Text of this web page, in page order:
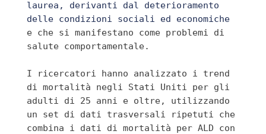
laurea, derivanti dal deterioramento
delle condizioni sociali ed economiche
e che si manifestano come problemi di
salute comportamentale.
I ricercatori hanno analizzato i trend
di mortalità negli Stati Uniti per gli
adulti di 25 anni e oltre, utilizzando
un set di dati trasversali ripetuti che
combina i dati di mortalità per ALD con